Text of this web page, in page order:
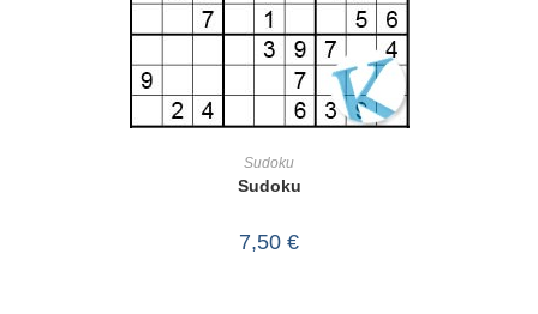
Sudoku
Sudoku
7,50 €